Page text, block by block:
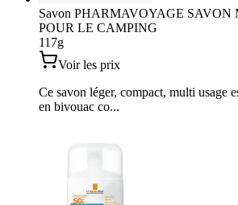
Savon PHARMAVOYAGE SAVON
POUR LE CAMPING
117g
Voir les prix
Ce savon léger, compact, multi usage
en bivouac co...